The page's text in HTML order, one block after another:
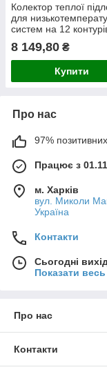
Колектор теплої
для
систем на 12
8 149,80 ₴
Купити
Про нас
97% позитивних
Працює з
м. Харків
вул. Миколи
Україна
Контакти
Сьогодні
Показати
Про нас
Контакти